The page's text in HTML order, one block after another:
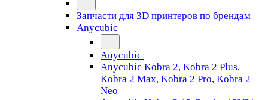
Запчасти для 3D принтеров по брендам
Anycubic
Anycubic
Anycubic Kobra 2, Kobra 2 Plus,
Kobra 2 Max, Kobra 2 Pro, Kobra 2
Neo